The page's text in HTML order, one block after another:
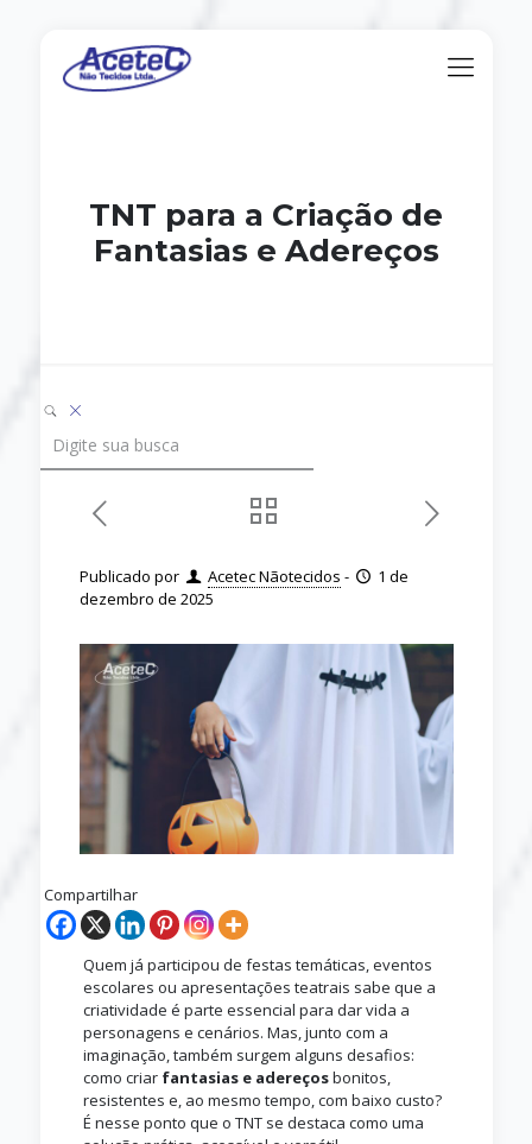
TNT para a Criação de
Fantasias e Adereços
Publicado por Acetec Nãotecidos -
1 de
dezembro de 2025
Compartilhar
Quem já participou de festas temáticas, eventos
escolares ou apresentações teatrais sabe que a
criatividade é parte essencial para dar vida a
personagens e cenários. Mas, junto com a
imaginação, também surgem alguns desafios:
como criar fantasias e adereçosbonitos,
resistentes e, ao mesmo tempo, com baixo custo?
É nesse ponto que o TNT se destaca como uma